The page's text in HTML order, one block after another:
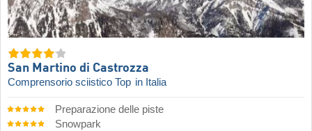
San Martino di Castrozza
Comprensorio sciistico Top in Italia
Preparazione delle piste
Snowpark